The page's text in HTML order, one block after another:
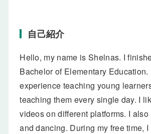
自己紹介
Hello, my name is Shelnas. I
Bachelor of Elementary Education.
experience teaching young
teaching them every single day. I
videos on different platforms. I
and dancing. During my free time,